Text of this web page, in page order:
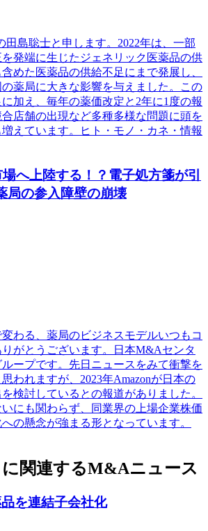
田島聡士と申します。2022年は、一部
発端に生じたジェネリック医薬品の供
めた医薬品の供給不足にまで発展し、
薬局に大きな影響を与えました。この
加え、毎年の薬価改定と2年に1度の報
店舗の出現など多種多様な問題に頭を
えています。ヒト・モノ・カネ・情報
へ上陸する！？電子処方箋が引
局の参入障壁の崩壊
わる、薬局のビジネスモデルいつもコ
がとうございます。日本M&Aセンタ
ープです。先日ニュースをみて衝撃を
われますが、2023年Amazonが日本の
検討しているとの報道がありました。
にも関わらず、同業界の上場企業株価
の懸念が強まる形となっています。
に関連するM&Aニュース
を連結子会社化